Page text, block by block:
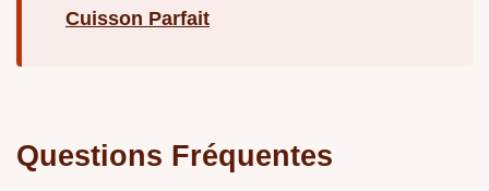
Cuisson Parfait
Questions Fréquentes